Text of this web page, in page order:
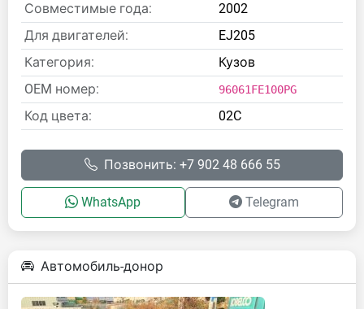
Совместимые года:
2002
Для двигателей:
EJ205
Категория:
Кузов
OEM номер:
96061FE100PG
Код цвета: 02C
Позвонить: +7 902 48 666 55
WhatsApp Telegram
Автомобиль-донор